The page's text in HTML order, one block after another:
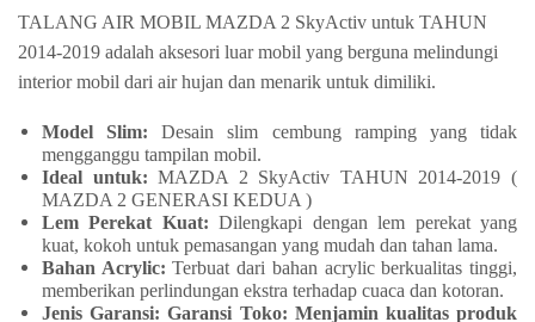
TALANG AIR MOBIL MAZDA 2 SkyActiv untuk TAHUN
2014-2019 adalah aksesori luar mobil yang berguna melindungi
interior mobil dari air hujan dan menarik untuk dimiliki.
Model Slim: Desain slim cembung ramping yang tidak
mengganggu tampilan mobil.
Ideal untuk: MAZDA 2 SkyActiv TAHUN 2014-2019 (
MAZDA 2 GENERASI KEDUA )
Lem Perekat Kuat: Dilengkapi dengan lem perekat yang
kuat, kokoh untuk pemasangan yang mudah dan tahan lama.
Bahan Acrylic: Terbuat dari bahan acrylic berkualitas tinggi,
memberikan perlindungan ekstra terhadap cuaca dan kotoran.
Jenis Garansi: Garansi Toko: Menjamin kualitas produk